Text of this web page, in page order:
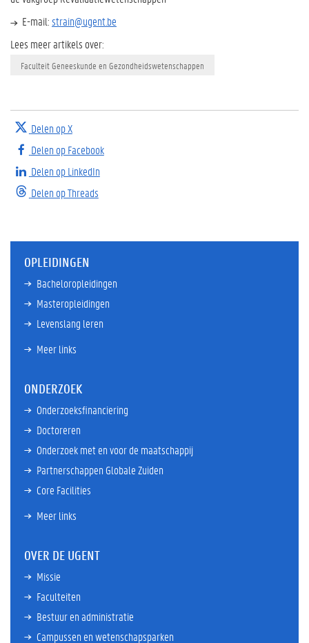
E-mail:strain@ugent.be
Lees meer artikels over:
Faculteit Geneeskunde en Gezondheidswetenschappen
Delen op X
Delen op Facebook
Delen op LinkedIn
Delen op Threads
OPLEIDINGEN
Bacheloropleidingen
Masteropleidingen
Levenslang leren
Meer links
ONDERZOEK
Onderzoeksfinanciering
Doctoreren
Onderzoek met en voor de maatschappij
Partnerschappen Globale Zuiden
Core Facilities
Meer links
OVER DE UGENT
Missie
Faculteiten
Bestuur en administratie
Campussen en wetenschapsparken